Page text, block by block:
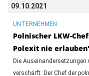
09.10.2021
UNTERNEHMEN
Polnischer LKW-
Polexit nie
Die Auseinandersetzungen
verschärft. Der Chef der